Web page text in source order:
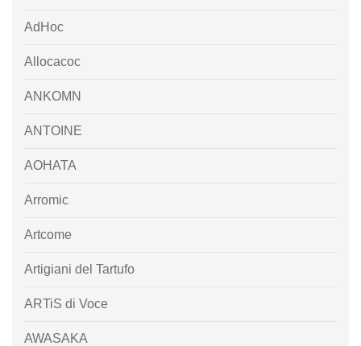
AdHoc
Allocacoc
ANKOMN
ANTOINE
AOHATA
Arromic
Artcome
Artigiani del Tartufo
ARTiS di Voce
AWASAKA